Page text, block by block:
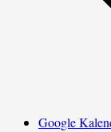
Google